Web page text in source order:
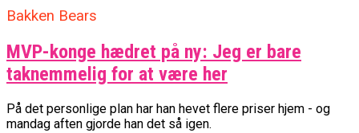
Bakken Bears
MVP-konge hædret på ny: Jeg er bare
taknemmelig for at være her
På det personlige plan har han hevet flere priser hjem - og
mandag aften gjorde han det så igen.